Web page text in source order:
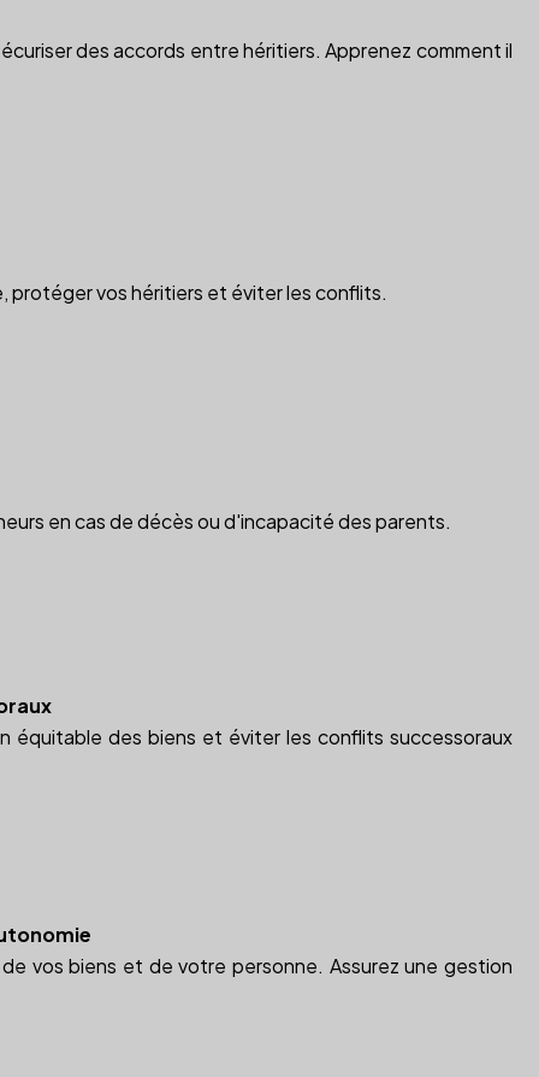
des accords entre héritiers. Apprenez comment il
protéger vos héritiers et éviter les conflits.
en cas de décès ou d'incapacité des parents.
équitable des biens et éviter les conflits successoraux
vos biens et de votre personne. Assurez une gestion